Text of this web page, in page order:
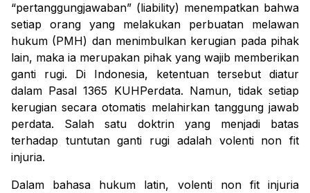
“pertanggungjawaban” (liability) menempatkan bahwa
setiap orang yang melakukan perbuatan melawan
hukum (PMH) dan menimbulkan kerugian pada pihak
lain, maka ia merupakan pihak yang wajib memberikan
ganti rugi. Di Indonesia, ketentuan tersebut diatur
dalam Pasal 1365 KUHPerdata. Namun, tidak setiap
kerugian secara otomatis melahirkan tanggung jawab
perdata. Salah satu doktrin yang menjadi batas
terhadap tuntutan ganti rugi adalah volenti non fit
injuria.
Dalam bahasa hukum latin, volenti non fit injuria